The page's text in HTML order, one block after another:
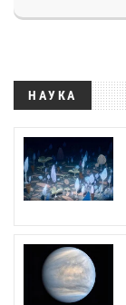
НАУКА